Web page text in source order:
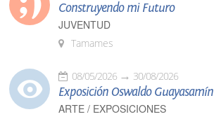
Construyendo mi Futuro
JUVENTUD
Tamames
08/05/2026 30/08/2026
Exposición Oswaldo Guayasamín
ARTE / EXPOSICIONES